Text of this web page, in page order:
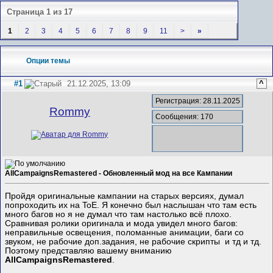
Страница 1 из 17
1 2 3 4 5 6 7 8 9 11 > »
Опции темы
#1 21.12.2025, 13:09 ^
Rommy
Регистрация: 28.11.2025
Сообщения: 170
AllCampaignsRemastered - Обновленный мод на все Кампании
Пройдя оригинальные кампании на старых версиях, думал
попроходить их на ToE. Я конечно был наслышан что там есть
много багов но я не думал что там настолько всё плохо.
Сравнивая ролики оригинала и мода увидел много багов:
неправильные освещения, поломанные анимации, баги со
звуком, не рабочие доп.задания, не рабочие скрипты и тд и тд.
Поэтому представляю вашему вниманию
AllCampaignsRemastered .